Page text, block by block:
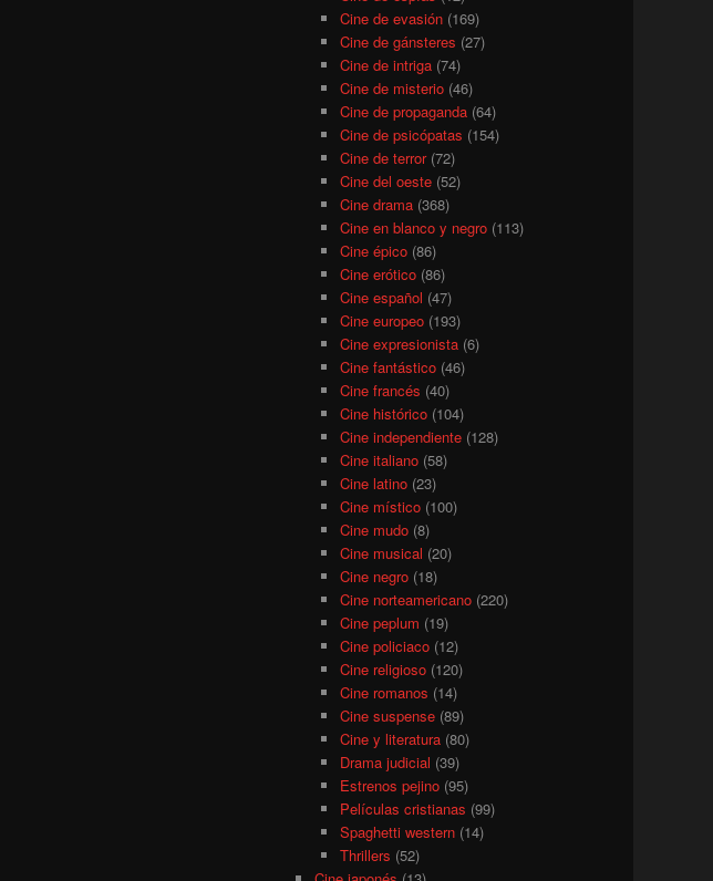
Cine de evasión(169)
Cine de gánsteres (27)
Cine de intriga(74)
Cine de misterio(46)
Cine de propaganda(64)
Cine de psicópatas (154)
Cine de terror(72)
Cine del oeste(52)
Cine drama(368)
Cine en blanco y negro(113)
Cine épico(86)
Cine erótico(86)
Cine español (47)
Cine europeo(193)
Cine expresionista(6)
Cine fantástico(46)
Cine francés (40)
Cine histórico(104)
Cine independiente(128)
Cine italiano(58)
Cine latino(23)
Cine místico(100)
Cine mudo(8)
Cine musical (20)
Cine negro(18)
Cine norteamericano(220)
Cine peplum (19)
Cine policiaco(12)
Cine religioso(120)
Cine romanos (14)
Cine suspense(89)
Cine y literatura(80)
Drama judicial (39)
Estrenos pejino(95)
Películas cristianas (99)
Spaghetti western(14)
Thrillers (52)